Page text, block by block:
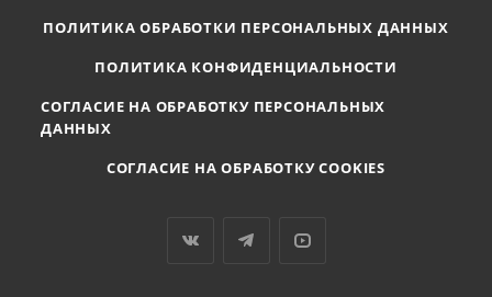
ПОЛИТИКА ОБРАБОТКИ ПЕРСОНАЛЬНЫХ ДАННЫХ
ПОЛИТИКА КОНФИДЕНЦИАЛЬНОСТИ
СОГЛАСИЕ НА ОБРАБОТКУ ПЕРСОНАЛЬНЫХ
ДАННЫХ
СОГЛАСИЕ НА ОБРАБОТКУ COOKIES